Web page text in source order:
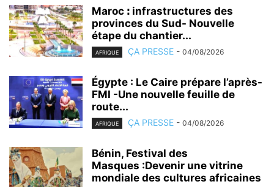
Maroc ꓽ infrastructures des
provinces du Sud- Nouvelle
étape du chantier...
AFRIQUE ÇA PRESSE - 04/08/2026
Égypte : Le Caire prépare l’après-
FMI -Une nouvelle feuille de
route...
AFRIQUE ÇA PRESSE - 04/08/2026
Bénin, Festival des
Masques :Devenir une vitrine
mondiale des cultures africaines